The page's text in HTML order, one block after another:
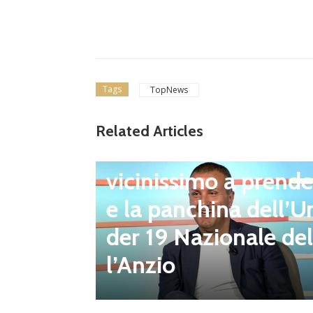
Tags TopNews
Related Articles
Ultim'ora
vicinissimo a
e la panchina
der 19 Nazionale del
l’Anzio